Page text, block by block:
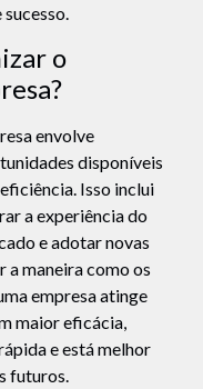
o
envolve
disponíveis
Isso inclui
a experiência do
e adotar novas
maneira como os
empresa atinge
maior eficácia,
e está melhor
futuros.